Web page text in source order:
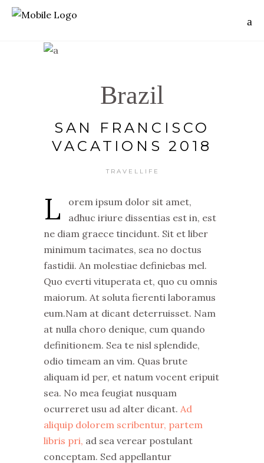
Brazil
SAN FRANCISCO
VACATIONS 2018
TRAVELLIFE
L
orem ipsum dolor sit amet,
adhuc iriure dissentias est in, est
ne diam graece tincidunt. Sit et liber
minimum tacimates, sea no doctus
fastidii. An molestiae definiebas mel.
Quo everti vituperata et, quo cu omnis
maiorum. At soluta fierenti laboramus
eum.Nam at dicant deterruisset. Nam
at nulla choro denique, cum quando
definitionem. Sea te nisl splendide,
odio timeam an vim. Quas brute
aliquam id per, et natum vocent eripuit
sea. No mea feugiat nusquam
ocurreret usu ad alter dicant. Ad
aliquip dolorem scribentur, partem
libris pri, ad sea verear postulant
conceptam. Sed appellantur